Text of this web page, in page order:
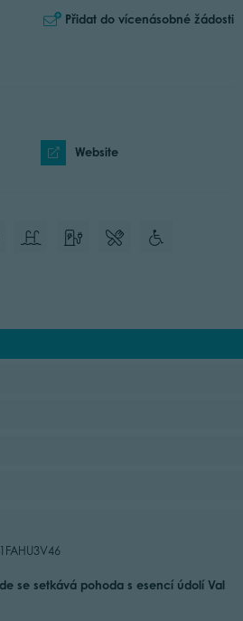
Přidat do vícenásobné žádosti
Website
se setkává pohoda s esencí údolí Val